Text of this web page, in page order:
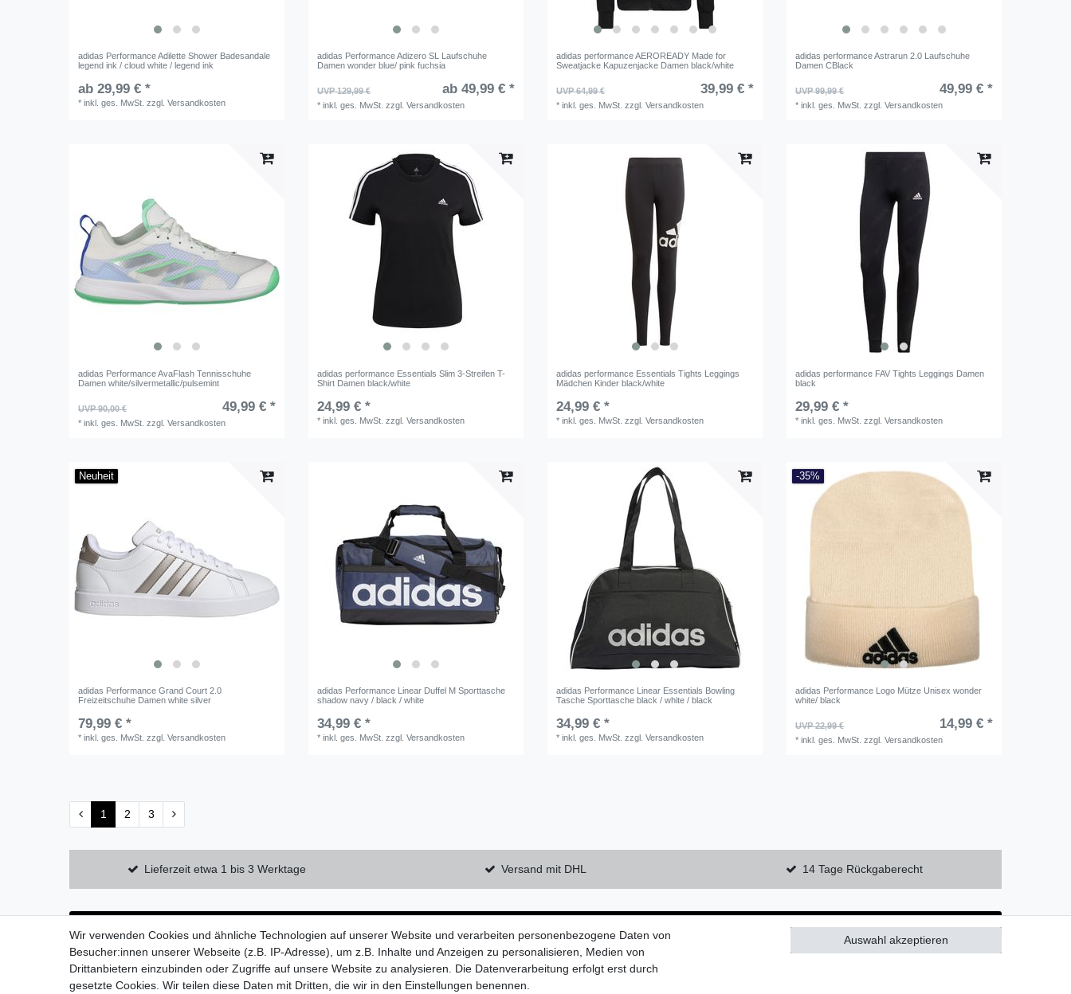
adidas Performance Adilette Shower Badesandale
legend ink / cloud white / legend ink
ab 29,99 € *
*inkl. ges. MwSt. zzgl.Versandkosten
adidas Performance Adizero SL Laufschuhe
Damen wonder blue/ pink fuchsia
UVP 129,99 € ab 49,99 € *
*inkl. ges. MwSt. zzgl.Versandkosten
adidas performance AEROREADY Made for
Sweatjacke Kapuzenjacke Damen black/white
UVP 64,99 € 39,99 € *
*inkl. ges. MwSt. zzgl.Versandkosten
adidas performance Astrarun 2.0 Laufschuhe
Damen CBlack
UVP 99,99 € 49,99 € *
*inkl. ges. MwSt. zzgl.Versandkosten
adidas Performance AvaFlash Tennisschuhe
Damen white/silvermetallic/pulsemint
UVP 90,00 € 49,99 € *
*inkl. ges. MwSt. zzgl.Versandkosten
adidas performance Essentials Slim 3-Streifen T-
Shirt Damen black/white
24,99 € *
*inkl. ges. MwSt. zzgl.Versandkosten
adidas performance Essentials Tights Leggings
Mädchen Kinder black/white
24,99 € *
*inkl. ges. MwSt. zzgl.Versandkosten
adidas performance FAV Tights Leggings Damen
black
29,99 € *
*inkl. ges. MwSt. zzgl.Versandkosten
Neuheit
adidas Performance Grand Court 2.0
Freizeitschuhe Damen white silver
79,99 € *
*inkl. ges. MwSt. zzgl.Versandkosten
adidas Performance Linear Duffel M Sporttasche
shadow navy / black / white
34,99 € *
*inkl. ges. MwSt. zzgl.Versandkosten
adidas Performance Linear Essentials Bowling
Tasche Sporttasche black / white / black
34,99 € *
*inkl. ges. MwSt. zzgl.Versandkosten
-35%
adidas Performance Logo Mütze Unisex wonder
white/ black
UVP 22,99 € 14,99 € *
*inkl. ges. MwSt. zzgl.Versandkosten
1 2 3
Lieferzeit etwa 1 bis 3 Werktage Versand mit DHL 14 Tage Rückgaberecht
Kontaktieren Sie uns!
Wir verwenden Cookies und ähnliche Technologien auf unserer Website und verarbeiten personenbezogene Daten von
Besucher:innen unserer Webseite (z.B. IP-Adresse), um z.B. Inhalte und Anzeigen zu personalisieren, Medien von
Drittanbietern einzubinden oder Zugriffe auf unsere Website zu analysieren. Die Datenverarbeitung erfolgt erst durch
gesetzte Cookies. Wir teilen diese Daten mit Dritten, die wir in den Einstellungen benennen.
Alle akzeptieren
Auswahl akzeptieren